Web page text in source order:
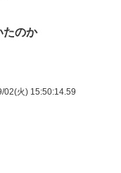
たのか
02(火) 15:50:14.59